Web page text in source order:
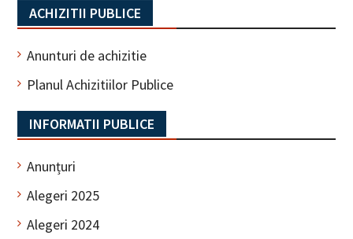
ACHIZITII PUBLICE
Anunturi de achizitie
Planul Achizitiilor Publice
INFORMATII PUBLICE
Anunțuri
Alegeri 2025
Alegeri 2024